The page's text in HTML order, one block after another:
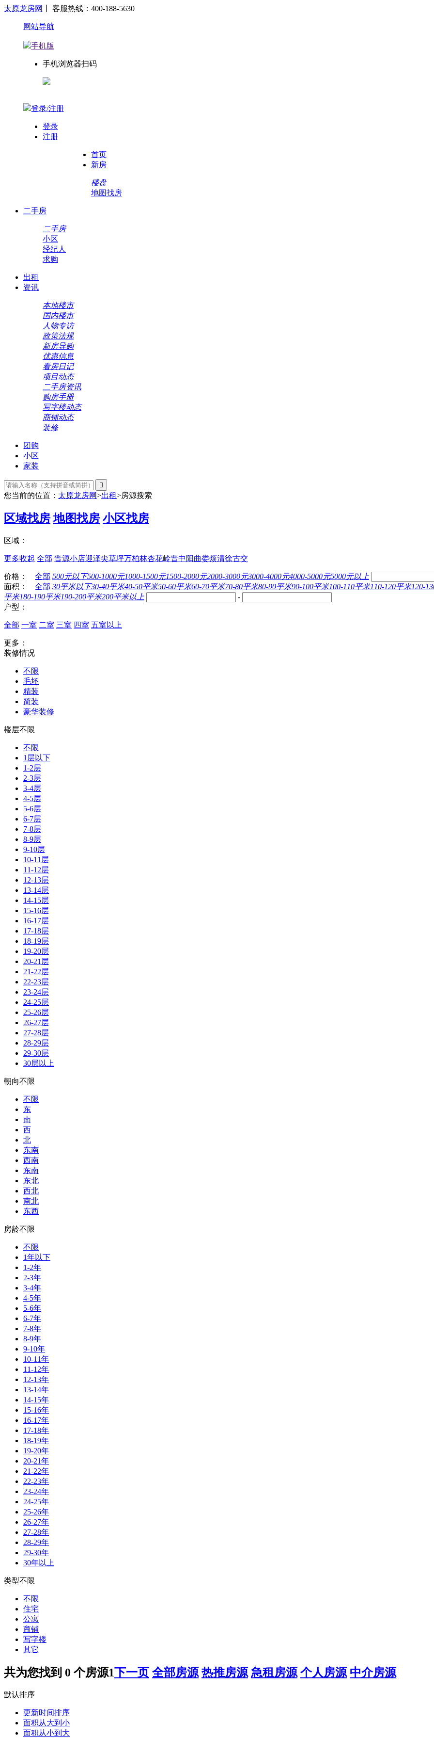
太原龙房网 丨 客服热线：400-188-5630
网站导航
手机版
手机浏览器扫码
登录/注册
登录
注册
首页
新房
楼盘
地图找房
二手房
二手房
小区
经纪人
求购
出租
资讯
本地楼市
国内楼市
人物专访
政策法规
新房导购
优惠信息
看房日记
项目动态
二手房资讯
购房手册
写字楼动态
商铺动态
装修
团购
小区
家装

您当前的位置： 太原龙房网>出租>房源搜索
区域找房 地图找房 小区找房
区域：
更多收起 全部 晋源小店迎泽尖草坪万柏林杏花岭晋中 阳曲娄烦清徐古交
价格： 全部 500元以下500-1000元1000-1500元1500-2000元2000-3000元3000-4000元4000-5000元5000元以上
面积：
全部 30平米以下30-40平米40-50平米50-60平米60-70平米70-80平米80-90平米90-100平米100-110平米110-120平米120-
平米180-190平米190-200平米200平米以上
-
户型：
全部 一室 二室 三室 四室 五室以上
更多：
装修情况
不限
毛坯
精装
简装
豪华装修
楼层不限
不限
1层以下
1-2层
2-3层
3-4层
4-5层
5-6层
6-7层
7-8层
8-9层
9-10层
10-11层
11-12层
12-13层
13-14层
14-15层
15-16层
16-17层
17-18层
18-19层
19-20层
20-21层
21-22层
22-23层
23-24层
24-25层
25-26层
26-27层
27-28层
28-29层
29-30层
30层以上
朝向不限
不限
东
南
西
北
东南
西南
东南
东北
西北
南北
东西
房龄不限
不限
1年以下
1-2年
2-3年
3-4年
4-5年
5-6年
6-7年
7-8年
8-9年
9-10年
10-11年
11-12年
12-13年
13-14年
14-15年
15-16年
16-17年
17-18年
18-19年
19-20年
20-21年
21-22年
22-23年
23-24年
24-25年
25-26年
26-27年
27-28年
28-29年
29-30年
30年以上
类型不限
不限
住宅
公寓
商铺
写字楼
其它
共为您找到 0 个房源1下一页 全部房源 热推房源 急租房源 个人房源 中介房源
默认排序
更新时间排序
面积从大到小
面积从小到大